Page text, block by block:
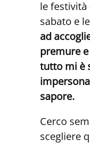
le festività
sabato e
ad
premure
tutto mi è
sapore.
Cerco
scegliere